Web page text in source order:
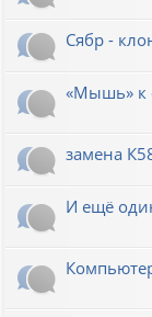
Сябр -
«Мышь» к
замена
И ещё